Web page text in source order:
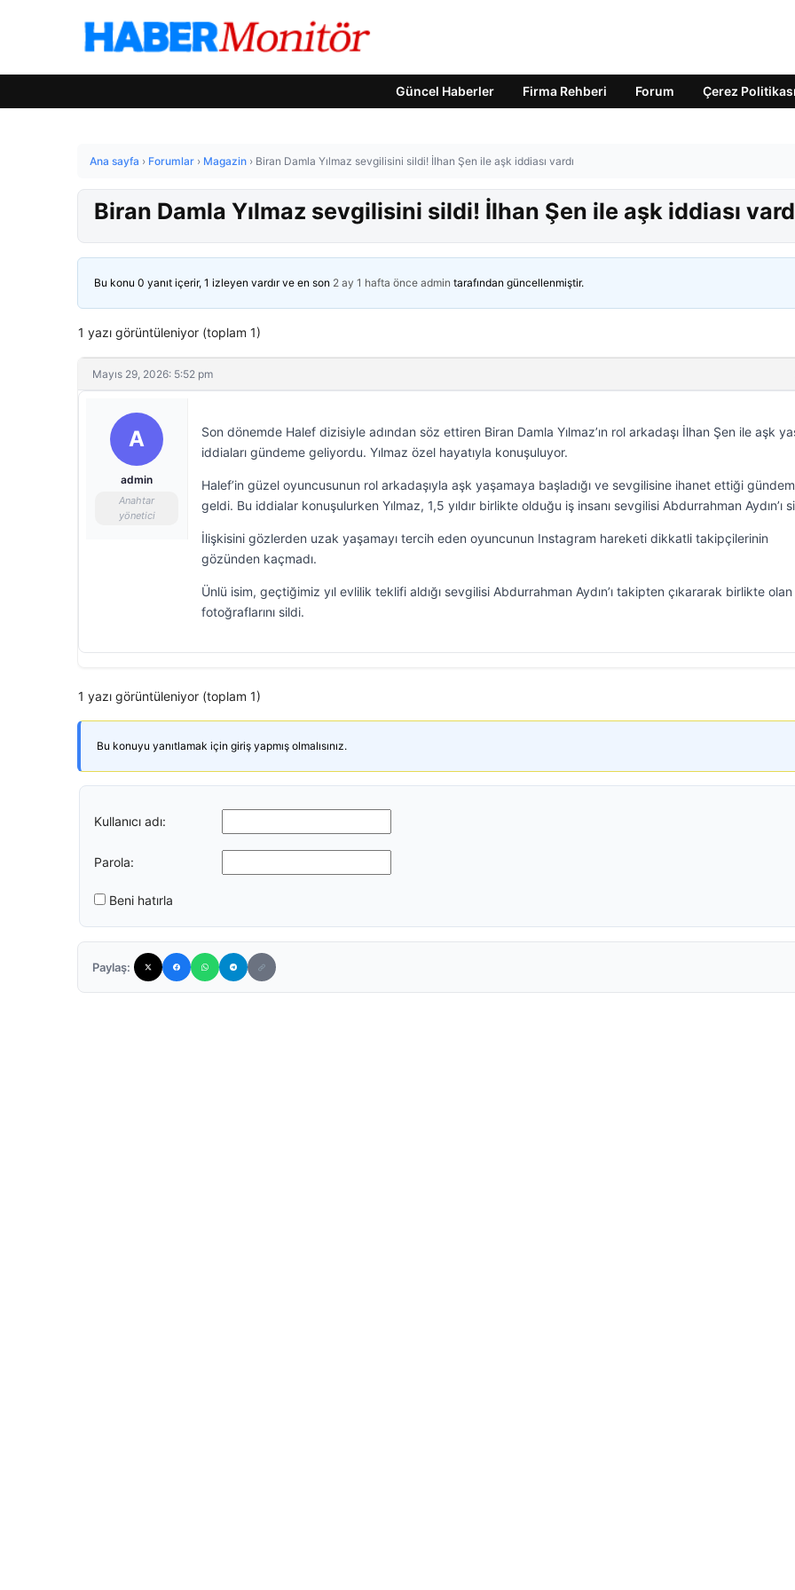
Güncel Haberler Firma Rehberi Forum Çerez Politikası
Ana sayfa › Forumlar › Magazin › Biran Damla Yılmaz sevgilisini sildi! İlhan Şen ile aşk iddiası vardı
Biran Damla Yılmaz sevgilisini sildi! İlhan Şen ile aşk iddiası
Bu konu 0 yanıt içerir, 1 izleyen vardır ve en son 2 ay 1 hafta önce admin tarafından güncellenmiştir.
1 yazı görüntüleniyor (toplam 1)
Mayıs 29, 2026: 5:52 pm
A
admin
Anahtar
yönetici
Son dönemde Halef dizisiyle adından söz ettiren Biran Damla Yılmaz’ın rol arkadaşı İlhan Şen ile aşk
iddiaları gündeme geliyordu. Yılmaz özel hayatıyla konuşuluyor.
Halef’in güzel oyuncusunun rol arkadaşıyla aşk yaşamaya başladığı ve sevgilisine ihanet ettiği
geldi. Bu iddialar konuşulurken Yılmaz, 1,5 yıldır birlikte olduğu iş insanı sevgilisi Abdurrahman Aydın’ı
İlişkisini gözlerden uzak yaşamayı tercih eden oyuncunun Instagram hareketi dikkatli takipçilerinin
gözünden kaçmadı.
Ünlü isim, geçtiğimiz yıl evlilik teklifi aldığı sevgilisi Abdurrahman Aydın’ı takipten çıkararak birlikte olan
fotoğraflarını sildi.
1 yazı görüntüleniyor (toplam 1)
Bu konuyu yanıtlamak için giriş yapmış olmalısınız.
Kullanıcı adı:
Parola:
Beni hatırla
Paylaş: